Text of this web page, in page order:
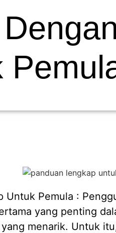
Untuk Pemula :
yang penting
menarik. Untuk